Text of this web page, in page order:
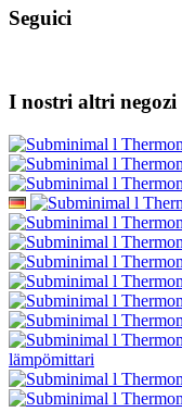
Seguici
I nostri altri negozi